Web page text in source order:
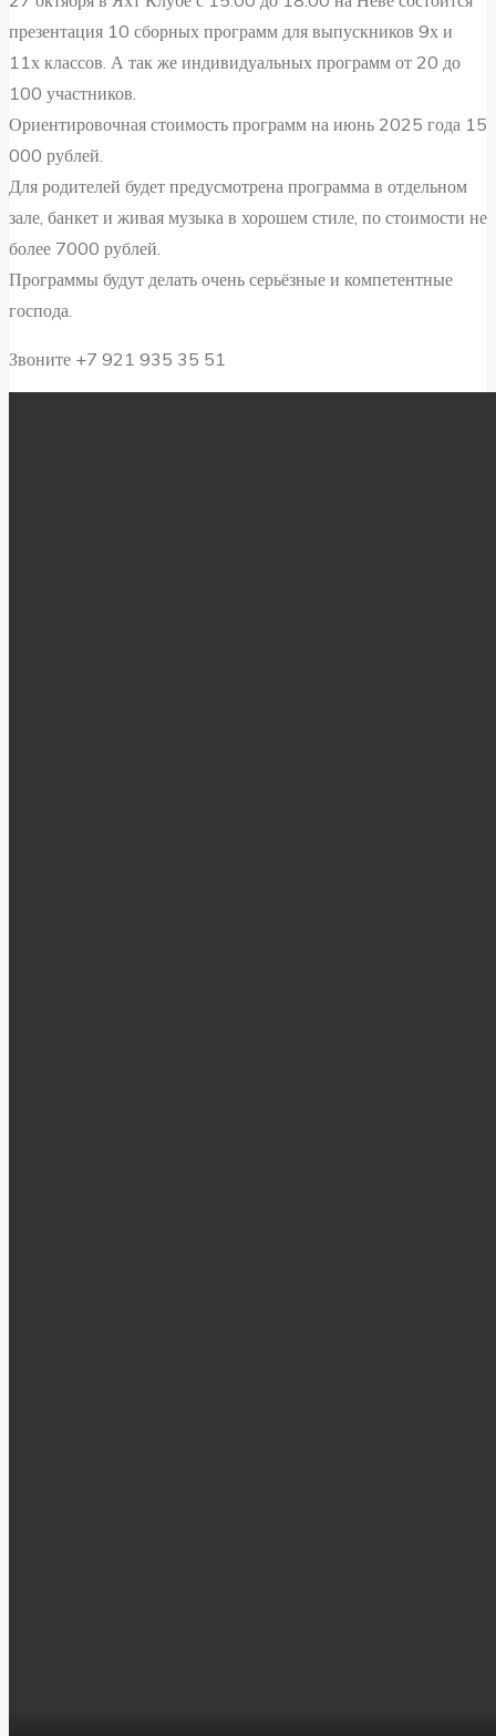
презентация 10 сборных программ для выпускников 9х и
11х классов. А так же индивидуальных программ от 20 до
100 участников.
Ориентировочная стоимость программ на июнь 2025 года 15
000 рублей.
Для родителей будет предусмотрена программа в отдельном
зале, банкет и живая музыка в хорошем стиле, по стоимости не
более 7000 рублей.
Программы будут делать очень серьёзные и компетентные
господа.
Звоните +7 921 935 35 51